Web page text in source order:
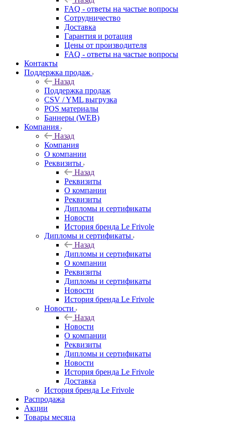
FAQ - ответы на частые вопросы
Сотрудничество
Доставка
Гарантия и ротация
Цены от производителя
FAQ - ответы на частые вопросы
Контакты
Поддержка продаж
Назад
Поддержка продаж
CSV / YML выгрузка
POS материалы
Баннеры (WEB)
Компания
Назад
Компания
О компании
Реквизиты
Назад
Реквизиты
О компании
Реквизиты
Дипломы и сертификаты
Новости
История бренда Le Frivole
Дипломы и сертификаты
Назад
Дипломы и сертификаты
О компании
Реквизиты
Дипломы и сертификаты
Новости
История бренда Le Frivole
Новости
Назад
Новости
О компании
Реквизиты
Дипломы и сертификаты
Новости
История бренда Le Frivole
Доставка
История бренда Le Frivole
Распродажа
Акции
Товары месяца